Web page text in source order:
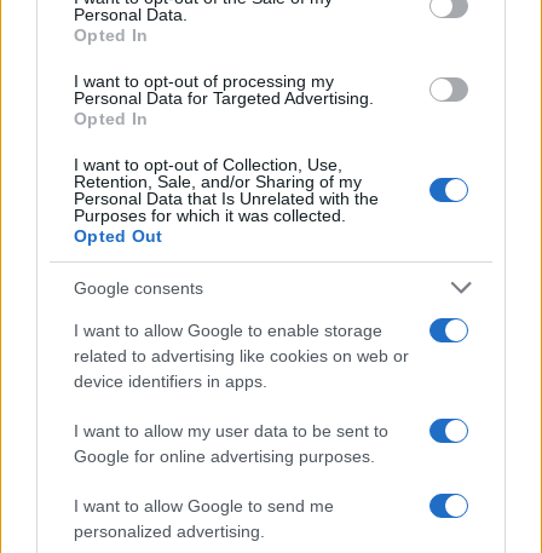
Personal Data.
Opted In
I want to opt-out of processing my
Personal Data for Targeted Advertising.
Opted In
I want to opt-out of Collection, Use,
Retention, Sale, and/or Sharing of my
Personal Data that Is Unrelated with the
Purposes for which it was collected.
Opted Out
Google consents
I want to allow Google to enable storage
related to advertising like cookies on web or
device identifiers in apps.
I want to allow my user data to be sent to
Google for online advertising purposes.
I want to allow Google to send me
personalized advertising.
Αναχαιτίσεις πολιτικών αεροσκαφών
κοντά σε γήπεδο γκολφ του προέδρου
ΑΠΟΚΛΕΙΣΤΙΚΟ: Πόσα τεθωρακισμένα
Stryker μπορεί να παραχωρηθούν στον
Ελληνικό Στρατό και με τι κόστη
Αλλαγή στην ηγεσία του ανώτατου